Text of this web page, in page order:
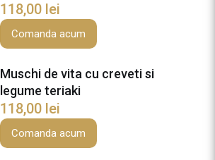
118,00 lei
Comanda acum
Muschi de vita cu creveti si
legume teriaki
118,00 lei
Comanda acum